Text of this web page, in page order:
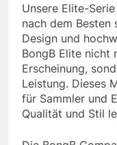
Unsere Elite-
nach dem Besten
Design und
BongB Elite nicht
Erscheinung,
Leistung. Dieses
für Sammler und
Qualität und Stil